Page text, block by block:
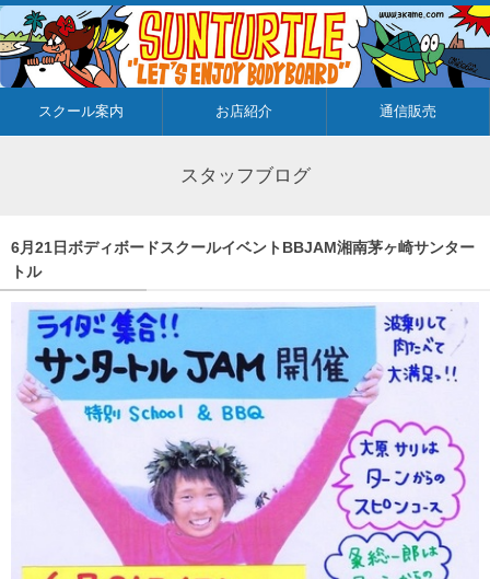
スクール案内 お店紹介 通信販売
スタッフブログ
6月21日ボディボードスクールイベントBBJAM湘南茅ヶ崎サンター
トル